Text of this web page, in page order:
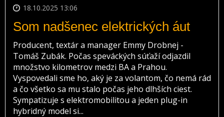
18.10.2025 13:06
Som nadšenec elektrických áut
Producent, textár a manager Emmy Drobnej -
Tomáš Zubák. Počas speváckých súťaží odjazdil
množstvo kilometrov medzi BA a Prahou.
Vyspovedali sme ho, aký je za volantom, čo nemá rád
a čo všetko sa mu stalo počas jeho dlhších ciest.
Sympatizuje s elektromobilitou a jeden plug-in
hybridný model si...